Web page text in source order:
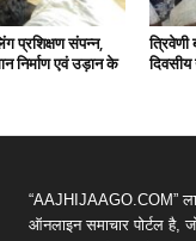
प्रशिक्षण संपन्न,
निर्माण एवं उड़ान के
त्रिवेणी
“AAJHIJAAGO.COM”
ऑनलाइन समाचार पोर्टल है,